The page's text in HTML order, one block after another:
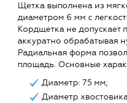
Щетка выполнена из
диаметром 6 мм с
Кордщетка не допускает
аккуратно обрабатывая
Радиальная форма
площадь. Основные
Диаметр: 75 мм;
Диаметр